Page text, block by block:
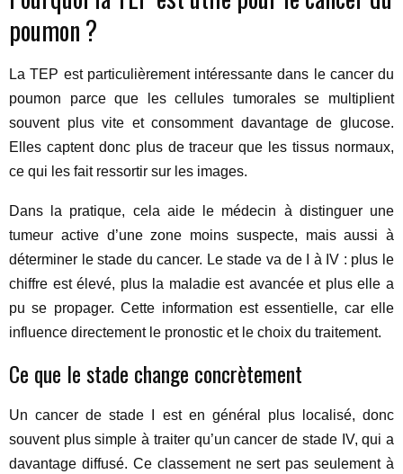
poumon ?
La TEP est particulièrement intéressante dans le cancer du
poumon parce que les cellules tumorales se multiplient
souvent plus vite et consomment davantage de glucose.
Elles captent donc plus de traceur que les tissus normaux,
ce qui les fait ressortir sur les images.
Dans la pratique, cela aide le médecin à distinguer une
tumeur active d’une zone moins suspecte, mais aussi à
déterminer le stade du cancer. Le stade va de I à IV : plus le
chiffre est élevé, plus la maladie est avancée et plus elle a
pu se propager. Cette information est essentielle, car elle
influence directement le pronostic et le choix du traitement.
Ce que le stade change concrètement
Un cancer de stade I est en général plus localisé, donc
souvent plus simple à traiter qu’un cancer de stade IV, qui a
davantage diffusé. Ce classement ne sert pas seulement à